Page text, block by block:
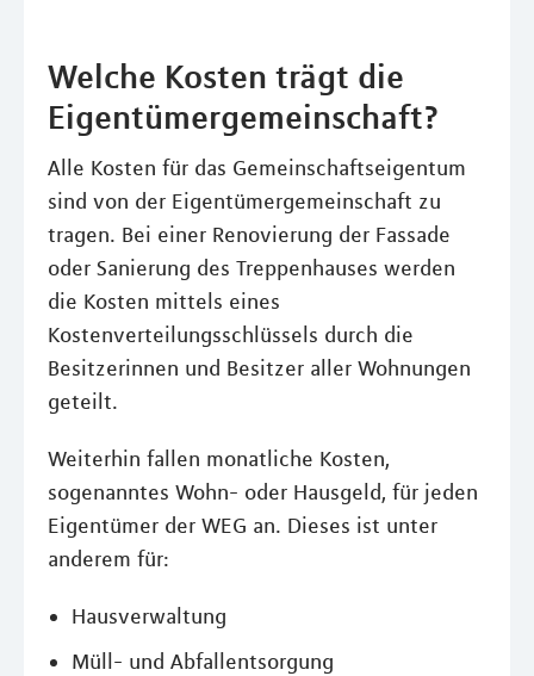
Welche Kosten trägt die
Eigentümergemeinschaft?
Alle Kosten für das Gemeinschaftseigentum
sind von der Eigentümergemeinschaft zu
tragen. Bei einer Renovierung der Fassade
oder Sanierung des Treppenhauses werden
die Kosten mittels eines
Kostenverteilungsschlüssels durch die
Besitzerinnen und Besitzer aller Wohnungen
geteilt.
Weiterhin fallen monatliche Kosten,
sogenanntes Wohn- oder Hausgeld, für jeden
Eigentümer der WEG an. Dieses ist unter
anderem für:
Hausverwaltung
Müll- und Abfallentsorgung